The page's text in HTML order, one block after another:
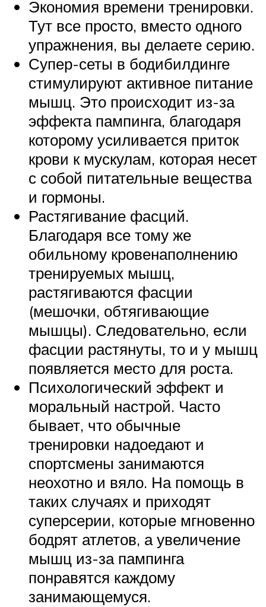
Экономия времени тренировки.
Тут все просто, вместо одного
упражнения, вы делаете серию.
Супер-сеты в бодибилдинге
стимулируют активное питание
мышц. Это происходит из-за
эффекта пампинга, благодаря
которому усиливается приток
крови к мускулам, которая несет
с собой питательные вещества
и гормоны.
Растягивание фасций.
Благодаря все тому же
обильному кровенаполнению
тренируемых мышц,
растягиваются фасции
(мешочки, обтягивающие
мышцы). Следовательно, если
фасции растянуты, то и у мышц
появляется место для роста.
Психологический эффект и
моральный настрой. Часто
бывает, что обычные
тренировки надоедают и
спортсмены занимаются
неохотно и вяло. На помощь в
таких случаях и приходят
суперсерии, которые мгновенно
бодрят атлетов, а увеличение
мышц из-за пампинга
понравятся каждому
занимающемуся.